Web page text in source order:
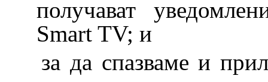
получават
Smart TV; и
за да спазваме и